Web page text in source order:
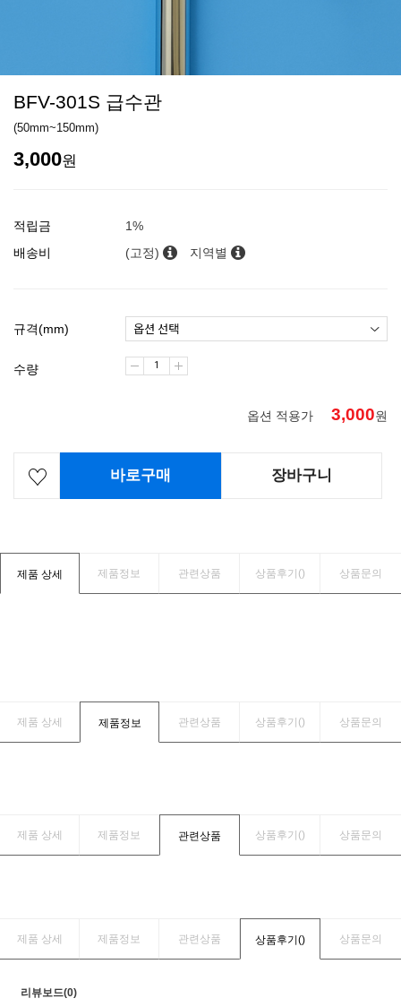
BFV-301S 급수관
(50mm~150mm)
3,000원
적립금
1%
배송비
(고정) 지역별
규격(mm)
수량
옵션 적용가 3,000원
바로구매 장바구니
제품 상세 제품정보 관련상품 상품후기() 상품문의
제품 상세 제품정보 관련상품 상품후기() 상품문의
제품 상세 제품정보 관련상품 상품후기() 상품문의
제품 상세 제품정보 관련상품 상품후기() 상품문의
리뷰보드(0)